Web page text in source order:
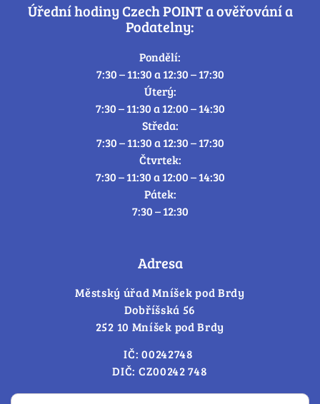
Úřední hodiny Czech POINT a ověřování a
Podatelny:
Pondělí:
7:30 – 11:30 a 12:30 – 17:30
Úterý:
7:30 – 11:30 a 12:00 – 14:30
Středa:
7:30 – 11:30 a 12:30 – 17:30
Čtvrtek:
7:30 – 11:30 a 12:00 – 14:30
Pátek:
7:30 – 12:30
Adresa
Městský úřad Mníšek pod Brdy
Dobříšská 56
252 10 Mníšek pod Brdy
IČ: 00242748
DIČ: CZ00242 748
Cookies – změna souhlasu